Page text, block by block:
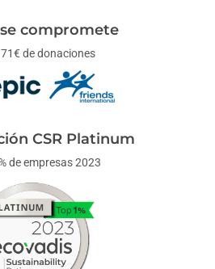
compromete
de donaciones
CSR Platinum
de empresas 2023